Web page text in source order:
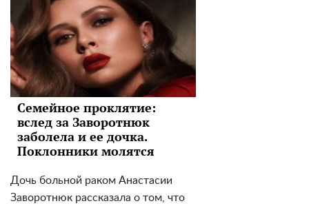
Семейное проклятие:
вслед за Заворотнюк
заболела и ее дочка.
Поклонники молятся
Дочь больной раком Анастасии
Заворотнюк рассказала о том, что